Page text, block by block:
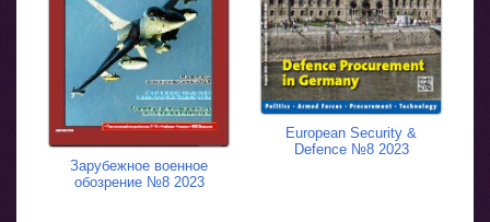
Зарубежное военное
обозрение №8 2023
European Security &
Defence №8 2023